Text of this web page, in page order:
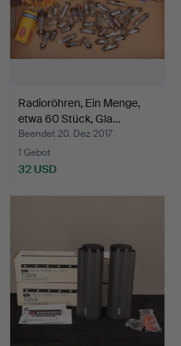
Radioröhren, Ein Menge,
etwa 60 Stück, Gla…
Beendet 20. Dez 2017
1 Gebot
32 USD